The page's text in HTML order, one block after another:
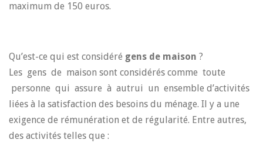
maximum de 150 euros.
Qu’est-ce qui est considéré gens de maison ?
Les gens de maison sont considérés comme toute
personne qui assure à autrui un ensemble d’activités
liées à la satisfaction des besoins du ménage. Il y a une
exigence de rémunération et de régularité. Entre autres,
des activités telles que :